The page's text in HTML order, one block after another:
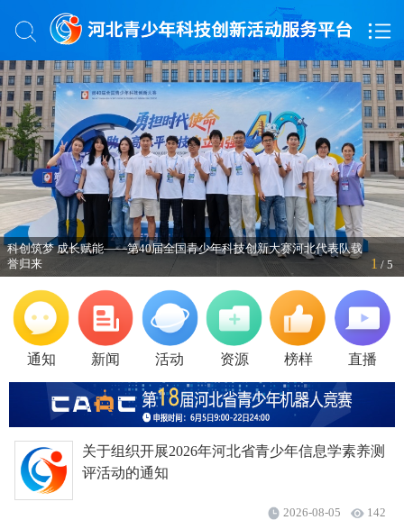
科创筑梦 成长赋能——第40届全国青少年科技创新大赛河北代表队载
誉归来
1 / 5
通知 新闻 活动 资源 榜样 直播
关于组织开展2026年河北省青少年信息学素养测
评活动的通知
2026-08-05 142